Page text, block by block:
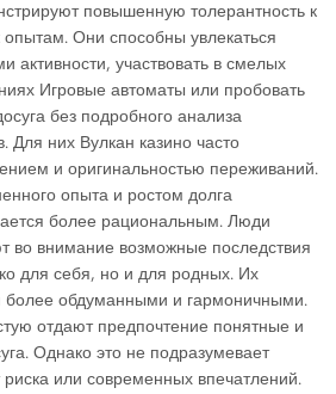
повышенную толерантность к
Они способны увлекаться
участвовать в смелых
Игровые автоматы или пробовать
без подробного анализа
Для них Вулкан казино часто
и оригинальностью переживаний.
опыта и ростом долга
более рациональным. Люди
во внимание возможные последствия
для себя, но и для родных. Их
более обдуманными и гармоничными.
отдают предпочтение понятные и
Однако это не подразумевает
риска или современных впечатлений.